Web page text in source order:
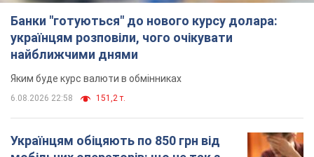
Як не потрапити в пастку шахраїв
6.08.2026 21:02 15,9 т.
Найдорожчий футболіст "Динамо"
забив "Карабаху" вже на 10-й хвилині
6.08.2026 20:48